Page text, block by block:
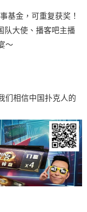
基金，可重复获奖！
队大使、播客吧主播
～
们相信中国扑克人的